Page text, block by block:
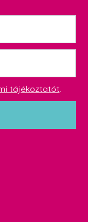
tájékoztatót.